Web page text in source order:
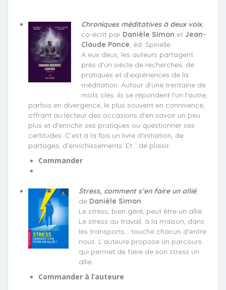
Chroniques méditatives à deux voix,
co-écrit par Danièle Simon et Jean-
Claude Ponce, éd. Spinelle
A eux deux, les auteurs partagent
près d’un siècle de recherches, de
pratiques et d’expériences de la
méditation. Autour d’une trentaine de
mots clés, ils se répondent l’un l’autre,
parfois en divergence, le plus souvent en connivence,
offrant au lecteur des occasions d’en savoir un peu
plus et d’enrichir ses pratiques ou questionner ses
certitudes. C’est à la fois un livre d’initiation, de
partages, d’enrichissements. Et …de plaisir.
Commander
Stress, comment s’en faire un allié,
de Danièle Simon
Le stress, bien géré, peut être un allié.
Le stress au travail, à la maison, dans
les transports… touche chacun d’entre
nous. L’auteure propose un parcours
qui permet de faire de son stress un
allié.
Commander à l’auteure